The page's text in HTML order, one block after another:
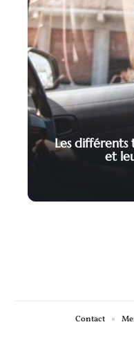
Les différents
et
Contact